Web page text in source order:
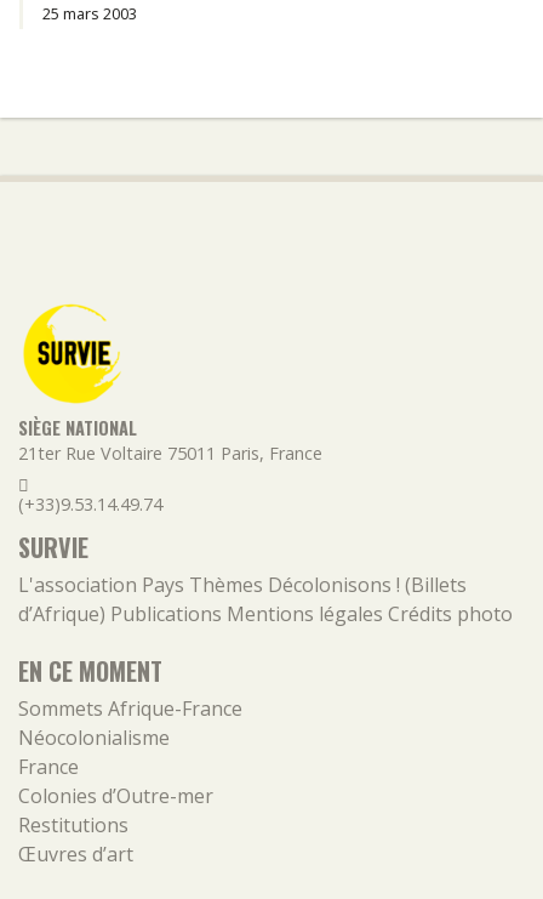
25 mars 2003
SIÈGE NATIONAL
21ter Rue Voltaire 75011 Paris, France
(+33)9.53.14.49.74
SURVIE
L'association Pays Thèmes Décolonisons ! (Billets
d’Afrique) Publications Mentions légales Crédits photo
EN CE MOMENT
Sommets Afrique-France
Néocolonialisme
France
Colonies d’Outre-mer
Restitutions
Œuvres d’art